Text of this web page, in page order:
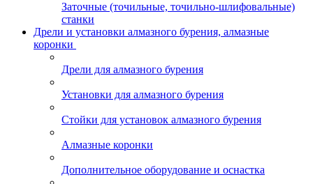
Заточные (точильные, точильно-шлифовальные)
станки
Дрели и установки алмазного бурения, алмазные
коронки
Дрели для алмазного бурения
Установки для алмазного бурения
Стойки для установок алмазного бурения
Алмазные коронки
Дополнительное оборудование и оснастка